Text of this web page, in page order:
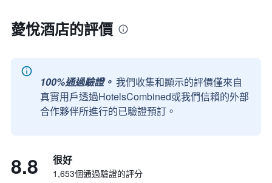
薆悅酒店的評價
100%通過驗證。 我們收集和顯示的評價僅來自
真實用戶透過HotelsCombined或我們信賴的外部
合作夥伴所進行的已驗證預訂。
8.8 很好
1,653個通過驗證的評分